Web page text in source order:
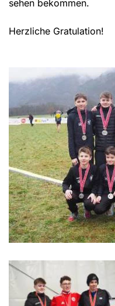
sehen bekommen.
Herzliche Gratulation!